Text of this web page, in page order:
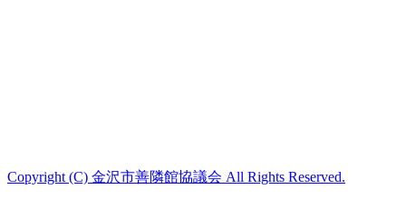
Copyright (C) 金沢市善隣館協議会 All Rights Reserved.